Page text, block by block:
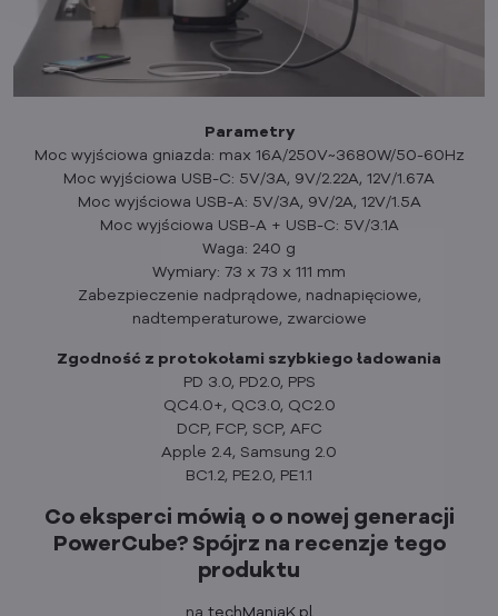
Parametry
Moc wyjściowa gniazda: max 16A/250V~3680W/50-60Hz
Moc wyjściowa USB-C: 5V/3A, 9V/2.22A, 12V/1.67A
Moc wyjściowa USB-A: 5V/3A, 9V/2A, 12V/1.5A
Moc wyjściowa USB-A + USB-C: 5V/3.1A
Waga: 240 g
Wymiary: 73 x 73 x 111 mm
Zabezpieczenie nadprądowe, nadnapięciowe,
nadtemperaturowe, zwarciowe
Zgodność z protokołami szybkiego ładowania
PD 3.0, PD2.0, PPS
QC4.0+, QC3.0, QC2.0
DCP, FCP, SCP, AFC
Apple 2.4, Samsung 2.0
BC1.2, PE2.0, PE1.1
Co eksperci mówią o o nowej generacji
PowerCube? Spójrz na recenzje tego
produktu
na techManiaK.pl